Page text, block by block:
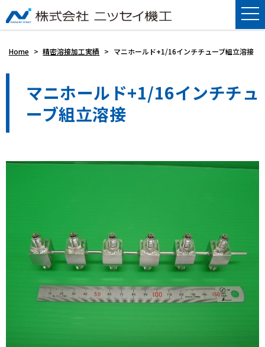
Home > 精密溶接加工実績 > マニホールド+1/16インチチューブ組立溶接
マニホールド+1/16インチチュ
ーブ組立溶接